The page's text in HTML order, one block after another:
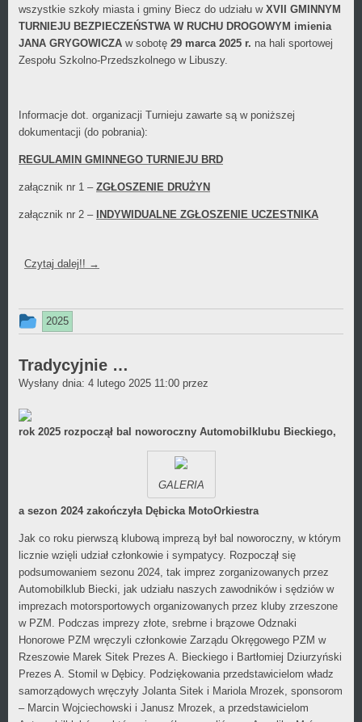
wszystkie szkoły miasta i gminy Biecz do udziału w XVII GMINNYM
TURNIEJU BEZPIECZEŃSTWA W RUCHU DROGOWYM imienia
JANA GRYGOWICZA w sobotę 29 marca 2025 r. na hali sportowej
Zespołu Szkolno-Przedszkolnego w Libuszy.
Informacje dot. organizacji Turnieju zawarte są w poniższej
dokumentacji (do pobrania):
REGULAMIN GMINNEGO TURNIEJU BRD
załącznik nr 1 – ZGŁOSZENIE DRUŻYN
załącznik nr 2 – INDYWIDUALNE ZGŁOSZENIE UCZESTNIKA
Czytaj dalej!! →
Ten
był
dodany
kategorii
2025
Tradycyjnie …
Wysłany dnia: 4 lutego 2025 11:00 przez
rok 2025 rozpoczął bal noworoczny Automobilklubu Bieckiego,
GALERIA
a sezon 2024 zakończyła Dębicka MotoOrkiestra
Jak co roku pierwszą klubową imprezą był bal noworoczny, w którym
licznie wzięli udział członkowie i sympatycy. Rozpoczął się
podsumowaniem sezonu 2024, tak imprez zorganizowanych przez
Automobilklub Biecki, jak udziału naszych zawodników i sędziów w
imprezach motorsportowych organizowanych przez kluby zrzeszone
w PZM. Podczas imprezy złote, srebrne i brązowe Odznaki
Honorowe PZM wręczyli członkowie Zarządu Okręgowego PZM w
Rzeszowie Marek Sitek Prezes A. Bieckiego i Bartłomiej Dziurzyński
Prezes A. Stomil w Dębicy. Podziękowania przedstawicielom władz
samorządowych wręczyły Jolanta Sitek i Mariola Mrozek, sponsorom
– Marcin Wojciechowski i Janusz Mrozek, a przedstawicielom